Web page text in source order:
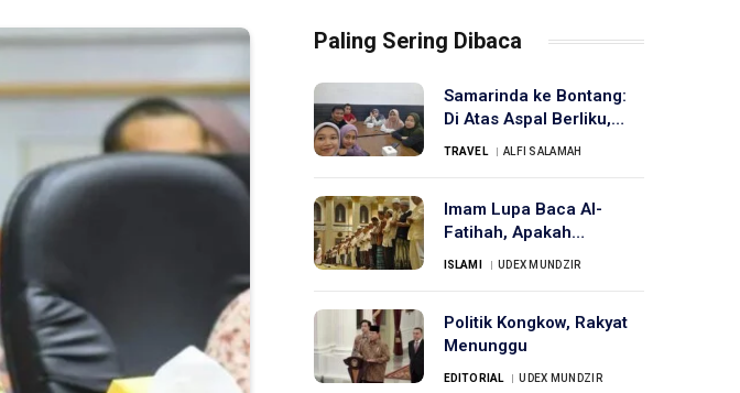
Paling Sering Dibaca
Samarinda ke Bontang:
Di Atas Aspal Berliku,
Menuju Kota di Ujung
TRAVEL ALFI SALAMAH
Imam Lupa Baca Al-
Fatihah, Apakah
Sholatnya Sah?
ISLAMI UDEX MUNDZIR
Politik Kongkow, Rakyat
Menunggu
EDITORIAL UDEX MUNDZIR